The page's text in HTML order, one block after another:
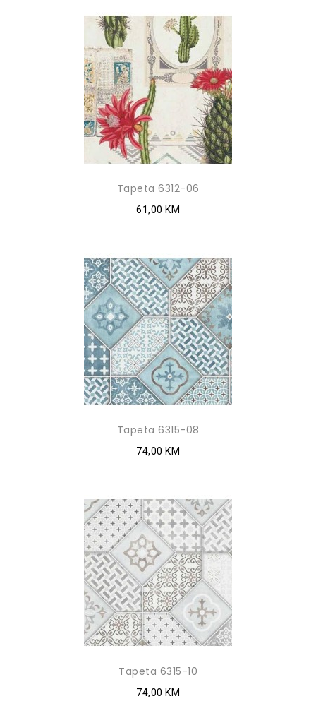
Tapeta 6312-06
61,00 KM
Tapeta 6315-08
74,00 KM
Tapeta 6315-10
74,00 KM